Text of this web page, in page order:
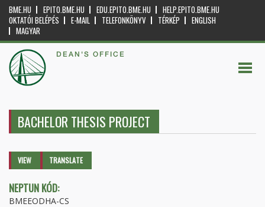
BME.HU EPITO.BME.HU EDU.EPITO.BME.HU
HELP.EPITO.BME.HU
OKTATÓI BELÉPÉS
E-MAIL TELEFONKÖNYV TÉRKÉP
ENGLISH
MAGYAR
DEAN'S OFFICE
BACHELOR THESIS PROJECT
Primary tabs
VIEW (ACTIVETRANSLATE
NEPTUN KÓD:
BMEEODHA-CS